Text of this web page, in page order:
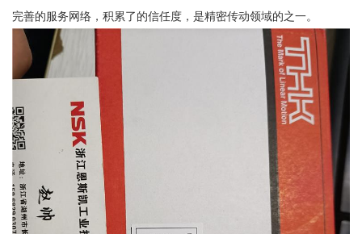
完善的服务网络，积累了的信任度，是精密传动领域的之一。